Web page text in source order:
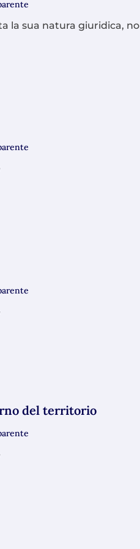
la sua natura giuridica,
del territorio